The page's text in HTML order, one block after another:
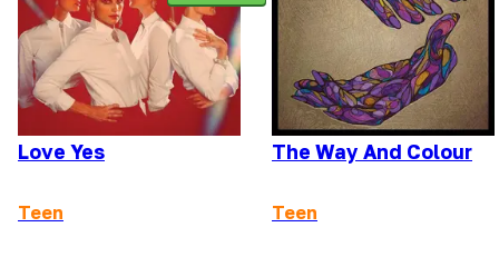
Love Yes
Teen
The Way And Colour
Teen